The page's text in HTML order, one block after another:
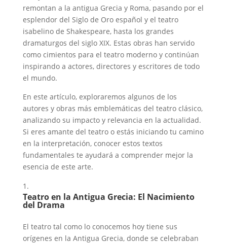
remontan a la antigua Grecia y Roma, pasando por el
esplendor del Siglo de Oro español y el teatro
isabelino de Shakespeare, hasta los grandes
dramaturgos del siglo XIX. Estas obras han servido
como cimientos para el teatro moderno y continúan
inspirando a actores, directores y escritores de todo
el mundo.
En este artículo, exploraremos algunos de los
autores y obras más emblemáticas del teatro clásico,
analizando su impacto y relevancia en la actualidad.
Si eres amante del teatro o estás iniciando tu camino
en la interpretación, conocer estos textos
fundamentales te ayudará a comprender mejor la
esencia de este arte.
Teatro en la Antigua Grecia: El Nacimiento
del Drama
El teatro tal como lo conocemos hoy tiene sus
orígenes en la Antigua Grecia, donde se celebraban